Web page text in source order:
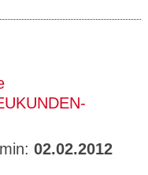
02.02.2012